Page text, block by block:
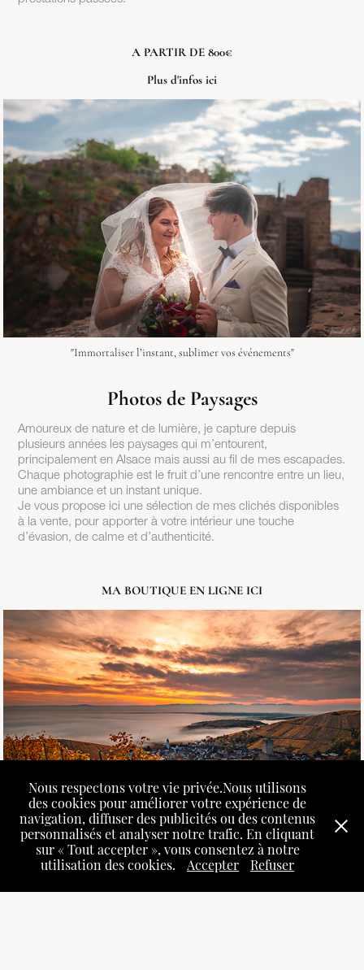
A PARTIR DE 800€
Plus d'infos ici
"Immortaliser l’instant, sublimer vos événements"
Photos de Paysages
Amoureux de nature et de lumière, je capture depuis
plusieurs années les paysages qui m’entourent,
principalement en Alsace mais aussi au fil de mes escapades.
Chaque photographie est le fruit d’une rencontre entre un lieu,
une ambiance et un instant unique.
Je vous propose ici une sélection de mes clichés disponibles
à la vente, pour apporter à votre intérieur une touche
d’évasion, de calme et d’authenticité.
MA BOUTIQUE EN LIGNE ICI
"L’Alsace et ailleurs, à travers mon objectif"
Nous respectons votre vie privée.Nous utilisons
des cookies pour améliorer votre expérience de
navigation, diffuser des publicités ou des contenus
personnalisés et analyser notre trafic. En cliquant
sur « Tout accepter », vous consentez à notre
utilisation des cookies.
Accepter Refuser